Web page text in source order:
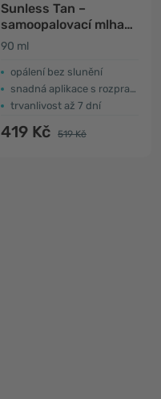
Sunless Tan –
samoopalovací mlha
na tělo (Medium–
90 ml
opálení bez slunění
snadná aplikace s rozprašovačem
trvanlivost až 7 dní
419 Kč 519 Kč